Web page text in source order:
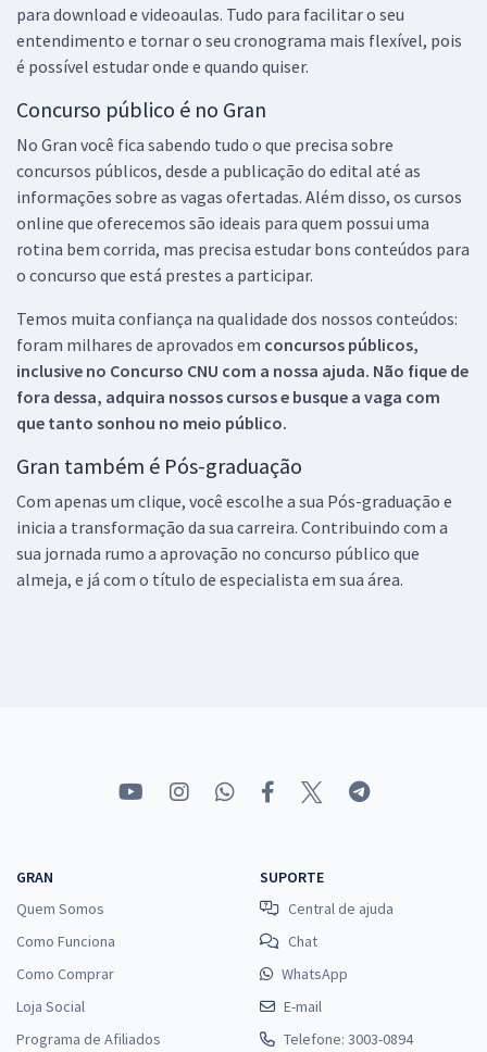
para download e videoaulas. Tudo para facilitar o seu
entendimento e tornar o seu cronograma mais flexível, pois
é possível estudar onde e quando quiser.
Concurso público é no Gran
No Gran você fica sabendo tudo o que precisa sobre
concursos públicos, desde a publicação do edital até as
informações sobre as vagas ofertadas. Além disso, os cursos
online que oferecemos são ideais para quem possui uma
rotina bem corrida, mas precisa estudar bons conteúdos para
o concurso que está prestes a participar.
Temos muita confiança na qualidade dos nossos conteúdos:
foram milhares de aprovados em concursos públicos,
inclusive no Concurso CNU com a nossa ajuda. Não fique de
fora dessa, adquira nossos cursos e busque a vaga com
que tanto sonhou no meio público.
Gran também é Pós-graduação
Com apenas um clique, você escolhe a sua Pós-graduação e
inicia a transformação da sua carreira. Contribuindo com a
sua jornada rumo a aprovação no concurso público que
almeja, e já com o título de especialista em sua área.
GRAN
Quem Somos
Como Funciona
Como Comprar
Loja Social
Programa de Afiliados
SUPORTE
Central de ajuda
Chat
WhatsApp
E-mail
Telefone: 3003-0894